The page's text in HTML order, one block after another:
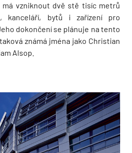
má vzniknout dvě stě tisíc metrů
kanceláří, bytů i zařízení pro
dokončení se plánuje na tento
známá jména jako Christian
Alsop.